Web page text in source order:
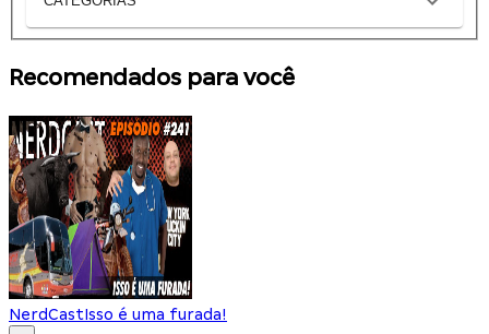
Recomendados para você
NerdCastIsso é uma furada!